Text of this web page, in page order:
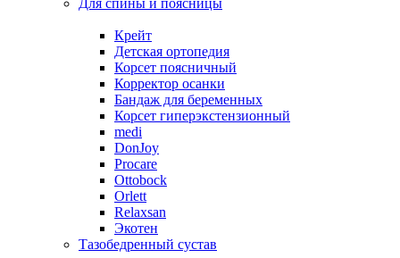
Для спины и поясницы
Крейт
Детская ортопедия
Корсет поясничный
Корректор осанки
Бандаж для беременных
Корсет гиперэкстензионный
medi
DonJoy
Procare
Ottobock
Orlett
Relaxsan
Экотен
Тазобедренный сустав